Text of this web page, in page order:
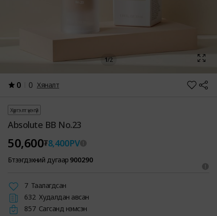
1/2
0 0 Хяналт
Хүргэлт үнэгүй
Absolute BB No.23
50,600₮8,400PV
Бүтээгдэхүүний дугаар 900290
7 Таалагдсан
632 Худалдан авсан
857 Сагсанд нэмсэн